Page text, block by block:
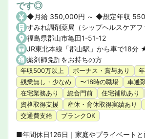
です◎
福島県郡山市亀田1-51-12
薬剤師免許をお持ちの方
年収500万以上 ボーナス・賞与あり
残業無し・少なめ
〜18時の職場
車通
在宅業務あり
総合門前 住宅補助あり
資格取得支援
産休・育休取得実績あり
交通費支給
ブランクOK
■年間休日126日｜家庭やプライベート